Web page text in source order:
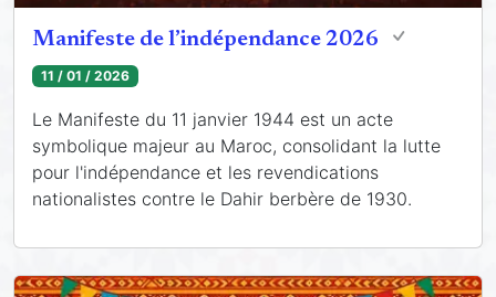
Manifeste de l’indépendance 2026
11 / 01 / 2026
Le Manifeste du 11 janvier 1944 est un acte
symbolique majeur au Maroc, consolidant la lutte
pour l'indépendance et les revendications
nationalistes contre le Dahir berbère de 1930.